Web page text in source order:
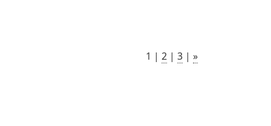
1 | 2 | 3 | »